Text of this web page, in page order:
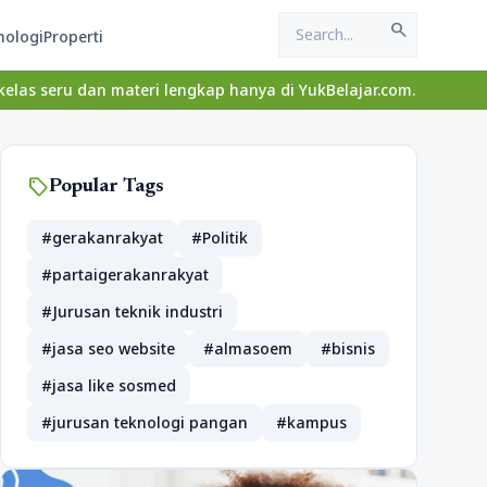
Properti search
lengkap hanya di YukBelajar.com. Mulai langkah
sellPopular Tags
#gerakanrakyat
#Politik
#partaigerakanrakyat
#Jurusan teknik industri
#jasa seo website
#almasoem
#bisnis
#jasa like sosmed
#jurusan teknologi pangan
#kampus